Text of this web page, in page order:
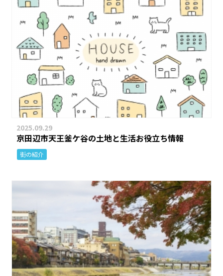
2025.09.29
京田辺市天王釜ケ谷の土地と生活お役立ち情報
街の紹介